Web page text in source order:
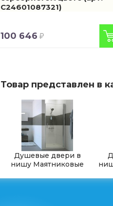
C24601087321)
100 646
Товар представлен в
Душевые двери в
нишу Маятниковые